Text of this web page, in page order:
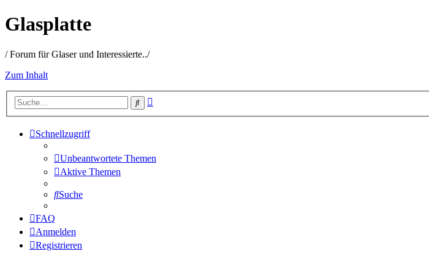
Glasplatte
/ Forum für Glaser und Interessierte../
Zum Inhalt
Suche
Schnellzugriff
Unbeantwortete Themen
Aktive Themen
Suche
FAQ
Anmelden
Registrieren